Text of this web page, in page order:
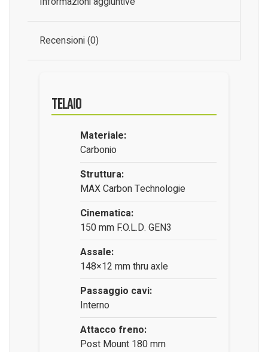
Recensioni (0)
Telaio
Materiale:
Carbonio
Struttura:
MAX Carbon Technologie
Cinematica:
150 mm F.O.L.D. GEN3
Assale:
148×12 mm thru axle
Passaggio cavi:
Interno
Attacco freno:
Post Mount 180 mm